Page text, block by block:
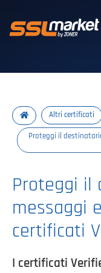
Altri certificati
Proteggi il
Proteggi il
messaggi
certificati
I certificati